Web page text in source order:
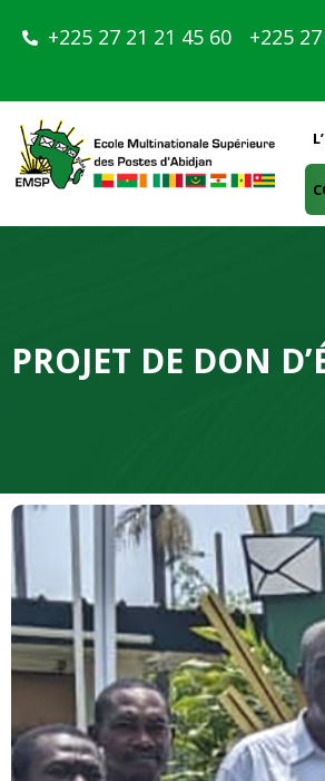
+225 27 21 21 45 60 +225
PROJET DE DON